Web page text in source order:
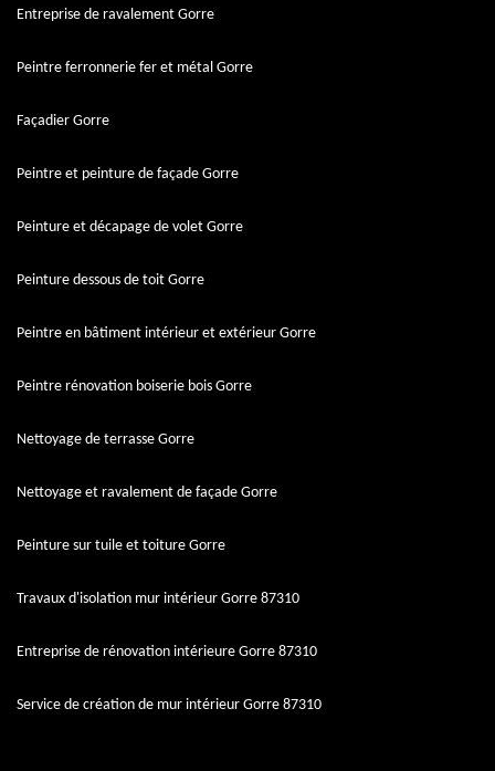
Entreprise de ravalement Gorre
Peintre ferronnerie fer et métal Gorre
Façadier Gorre
Peintre et peinture de façade Gorre
Peinture et décapage de volet Gorre
Peinture dessous de toit Gorre
Peintre en bâtiment intérieur et extérieur Gorre
Peintre rénovation boiserie bois Gorre
Nettoyage de terrasse Gorre
Nettoyage et ravalement de façade Gorre
Peinture sur tuile et toiture Gorre
Travaux d'isolation mur intérieur Gorre 87310
Entreprise de rénovation intérieure Gorre 87310
Service de création de mur intérieur Gorre 87310